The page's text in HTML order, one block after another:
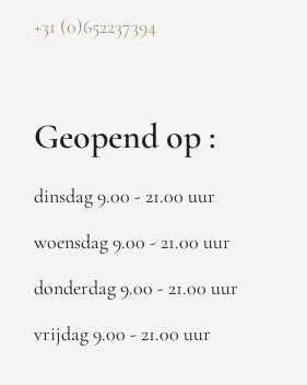
+31 (0)652237394
Geopend op :
dinsdag 9.00 - 21.00 uur
woensdag 9.00 - 21.00 uur
donderdag 9.00 - 21.00 uur
vrijdag 9.00 - 21.00 uur